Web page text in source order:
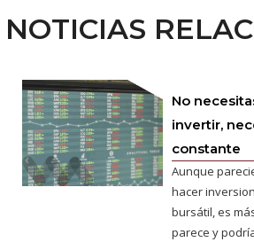
NOTICIAS
No
invertir,
constante
Aunque
hacer
bursátil, es
parece y